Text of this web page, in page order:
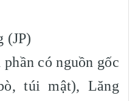
(JP)
có nguồn gốc
túi mật), Lăng